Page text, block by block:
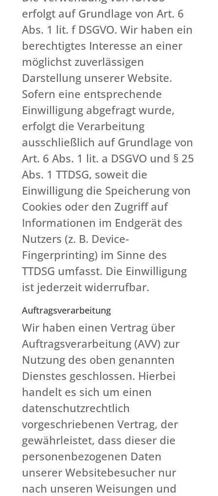
erfolgt auf Grundlage von Art. 6
Abs. 1 lit. f DSGVO. Wir haben ein
berechtigtes Interesse an einer
möglichst zuverlässigen
Darstellung unserer Website.
Sofern eine entsprechende
Einwilligung abgefragt wurde,
erfolgt die Verarbeitung
ausschließlich auf Grundlage von
Art. 6 Abs. 1 lit. a DSGVO und § 25
Abs. 1 TTDSG, soweit die
Einwilligung die Speicherung von
Cookies oder den Zugriff auf
Informationen im Endgerät des
Nutzers (z. B. Device-
Fingerprinting) im Sinne des
TTDSG umfasst. Die Einwilligung
ist jederzeit widerrufbar.
Auftragsverarbeitung
Wir haben einen Vertrag über
Auftragsverarbeitung (AVV) zur
Nutzung des oben genannten
Dienstes geschlossen. Hierbei
handelt es sich um einen
datenschutzrechtlich
vorgeschriebenen Vertrag, der
gewährleistet, dass dieser die
personenbezogenen Daten
unserer Websitebesucher nur
nach unseren Weisungen und